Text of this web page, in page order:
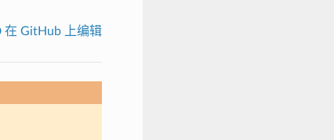
在 GitHub 上编辑